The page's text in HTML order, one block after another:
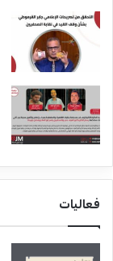
فعاليات